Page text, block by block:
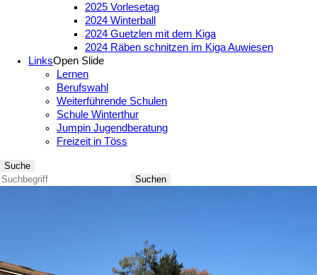
2025 Vorlesetag
2024 Winterball
2024 Guetzlen mit dem Kiga
2024 Räben schnitzen im Kiga Auwiesen
LinksOpen Slide
Lernen
Berufswahl
Weiterführende Schulen
Schule Winterthur
Jumpin Jugendberatung
Freizeit in Töss
Suche
Suchen